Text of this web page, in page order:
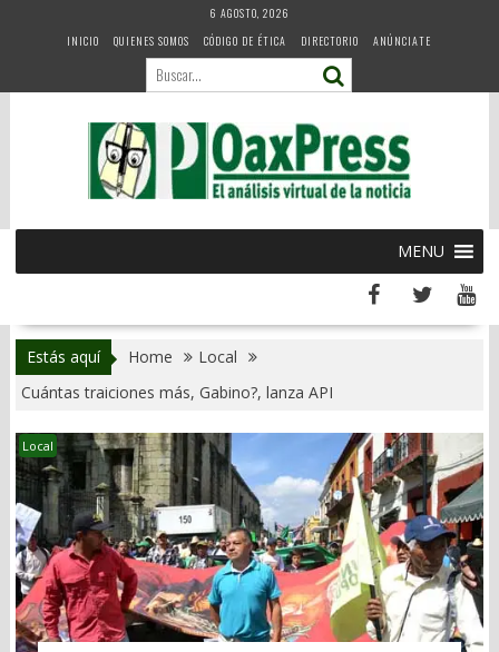
6 AGOSTO, 2026
INICIO
QUIENES SOMOS CÓDIGO DE ÉTICA DIRECTORIO ANÚNCIATE
MENU
Estás aquí Home
Local
Cuántas traiciones más, Gabino?, lanza API
Local